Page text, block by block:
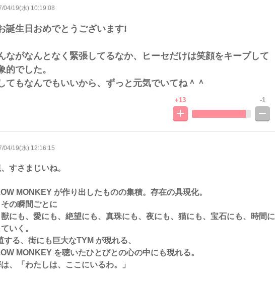
04/19(水) 10:19:08
誕生日おめでとうございます!
ながなんとなく緊張してるなか、ヒーセだけは笑顔をキープして
的でした。
てもなんでもいいから、ずっと元気でいてね＾＾
+13 -1
04/19(水) 12:16:15
すさまじいね。
MONKEY が作り出したものの集積。存在の具現化。
の瞬間ごとに
にも、愛にも、絶望にも、真珠にも、夜にも、猫にも、宝石にも、時間に
いく。
する、街にも巨大なTYM が現れる、
MONKEY を聴いたひとびとの心の中にも現れる。
、「わたしは、ここにいるわ。」